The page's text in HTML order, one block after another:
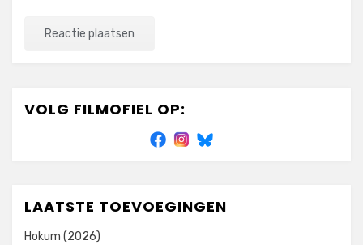
VOLG FILMOFIEL OP:
LAATSTE TOEVOEGINGEN
Hokum (2026)